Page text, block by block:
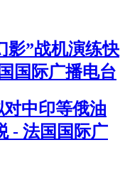
影”战机演练快
国际广播电台
中印等俄油
- 法国国际广